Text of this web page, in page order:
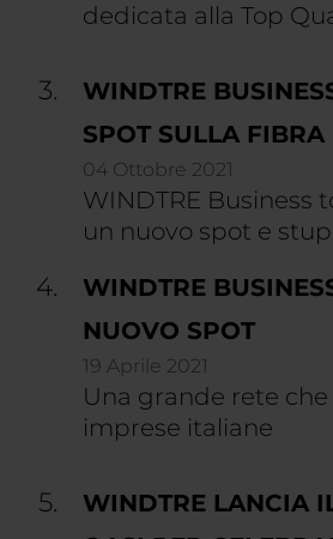
dedicata alla Top
WINDTRE
SPOT SULLA FIBRA
04 Ottobre 2021
WINDTRE Business
un nuovo spot e
WINDTRE
NUOVO SPOT
19 Aprile 2021
Una grande rete che
imprese italiane
WINDTRE LANCIA